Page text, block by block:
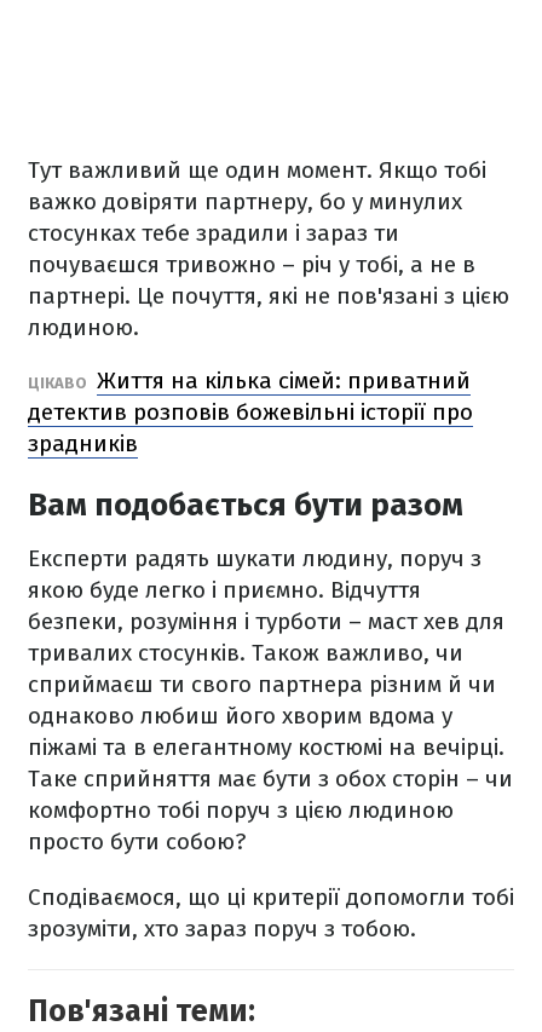
Тут важливий ще один момент. Якщо тобі
важко довіряти партнеру, бо у минулих
стосунках тебе зрадили і зараз ти
почуваєшся тривожно – річ у тобі, а не в
партнері. Це почуття, які не пов'язані з цією
людиною.
ЦІКАВО Життя на кілька сімей: приватний
детектив розповів божевільні історії про
зрадників
Вам подобається бути разом
Експерти радять шукати людину, поруч з
якою буде легко і приємно. Відчуття
безпеки, розуміння і турботи – маст хев для
тривалих стосунків. Також важливо, чи
сприймаєш ти свого партнера різним й чи
однаково любиш його хворим вдома у
піжамі та в елегантному костюмі на вечірці.
Таке сприйняття має бути з обох сторін – чи
комфортно тобі поруч з цією людиною
просто бути собою?
Сподіваємося, що ці критерії допомогли тобі
зрозуміти, хто зараз поруч з тобою.
Пов'язані теми: